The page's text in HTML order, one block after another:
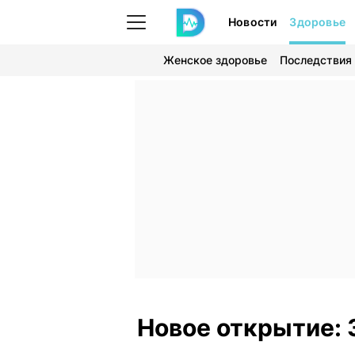
Новости Здоровье
Женское здоровье Последствия
Новое открытие: